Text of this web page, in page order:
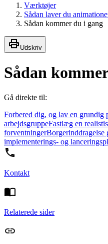
Værktøjer
Sådan laver du
Sådan kommer du i gang
Udskriv
Sådan
Gå direkte til:
Forbered dig, og lav en grundig
arbejdsgruppeFastlæg en
forventningerBorgerinddragelse
implementerings- og
Kontakt
Relaterede sider